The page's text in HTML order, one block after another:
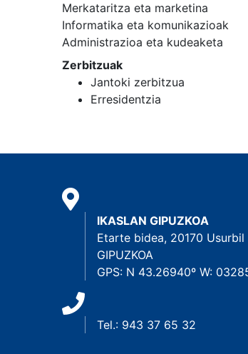
Merkataritza eta marketina
Informatika eta komunikazioak
Administrazioa eta kudeaketa
Zerbitzuak
Jantoki zerbitzua
Erresidentzia
IKASLAN GIPUZKOA
Etarte bidea, 20170 Usurbil
GIPUZKOA
GPS: N 43.26940º W:
Tel.: 943 37 65 32